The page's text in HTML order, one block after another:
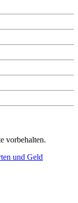
vorbehalten.